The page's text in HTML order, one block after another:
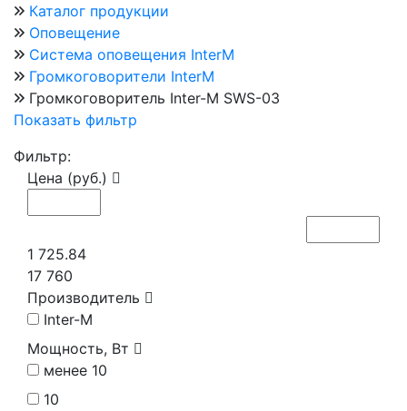
Каталог продукции
Оповещение
Система оповещения InterM
Громкоговорители InterM
Громкоговоритель Inter-M SWS-03
Показать фильтр
Фильтр:
Цена (руб.)
1 725.84
17 760
Производитель
Inter-M
Мощность, Вт
менее 10
10